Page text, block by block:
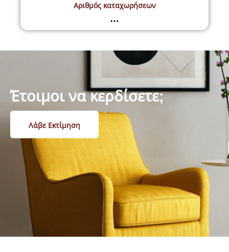
Αριθμός καταχωρήσεων
…
Έτοιμοι να κερδίσετε;
Λάβε Εκτίμηση